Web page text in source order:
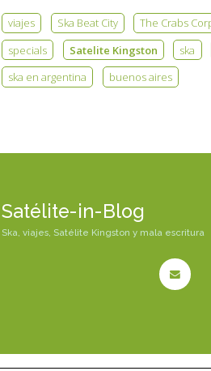
viajes Ska Beat City The Crabs
specials
Satelite Kingston ska
ska en argentina
buenos aires
Satélite-in-Blog
Ska, viajes, Satélite Kingston y mala escritura